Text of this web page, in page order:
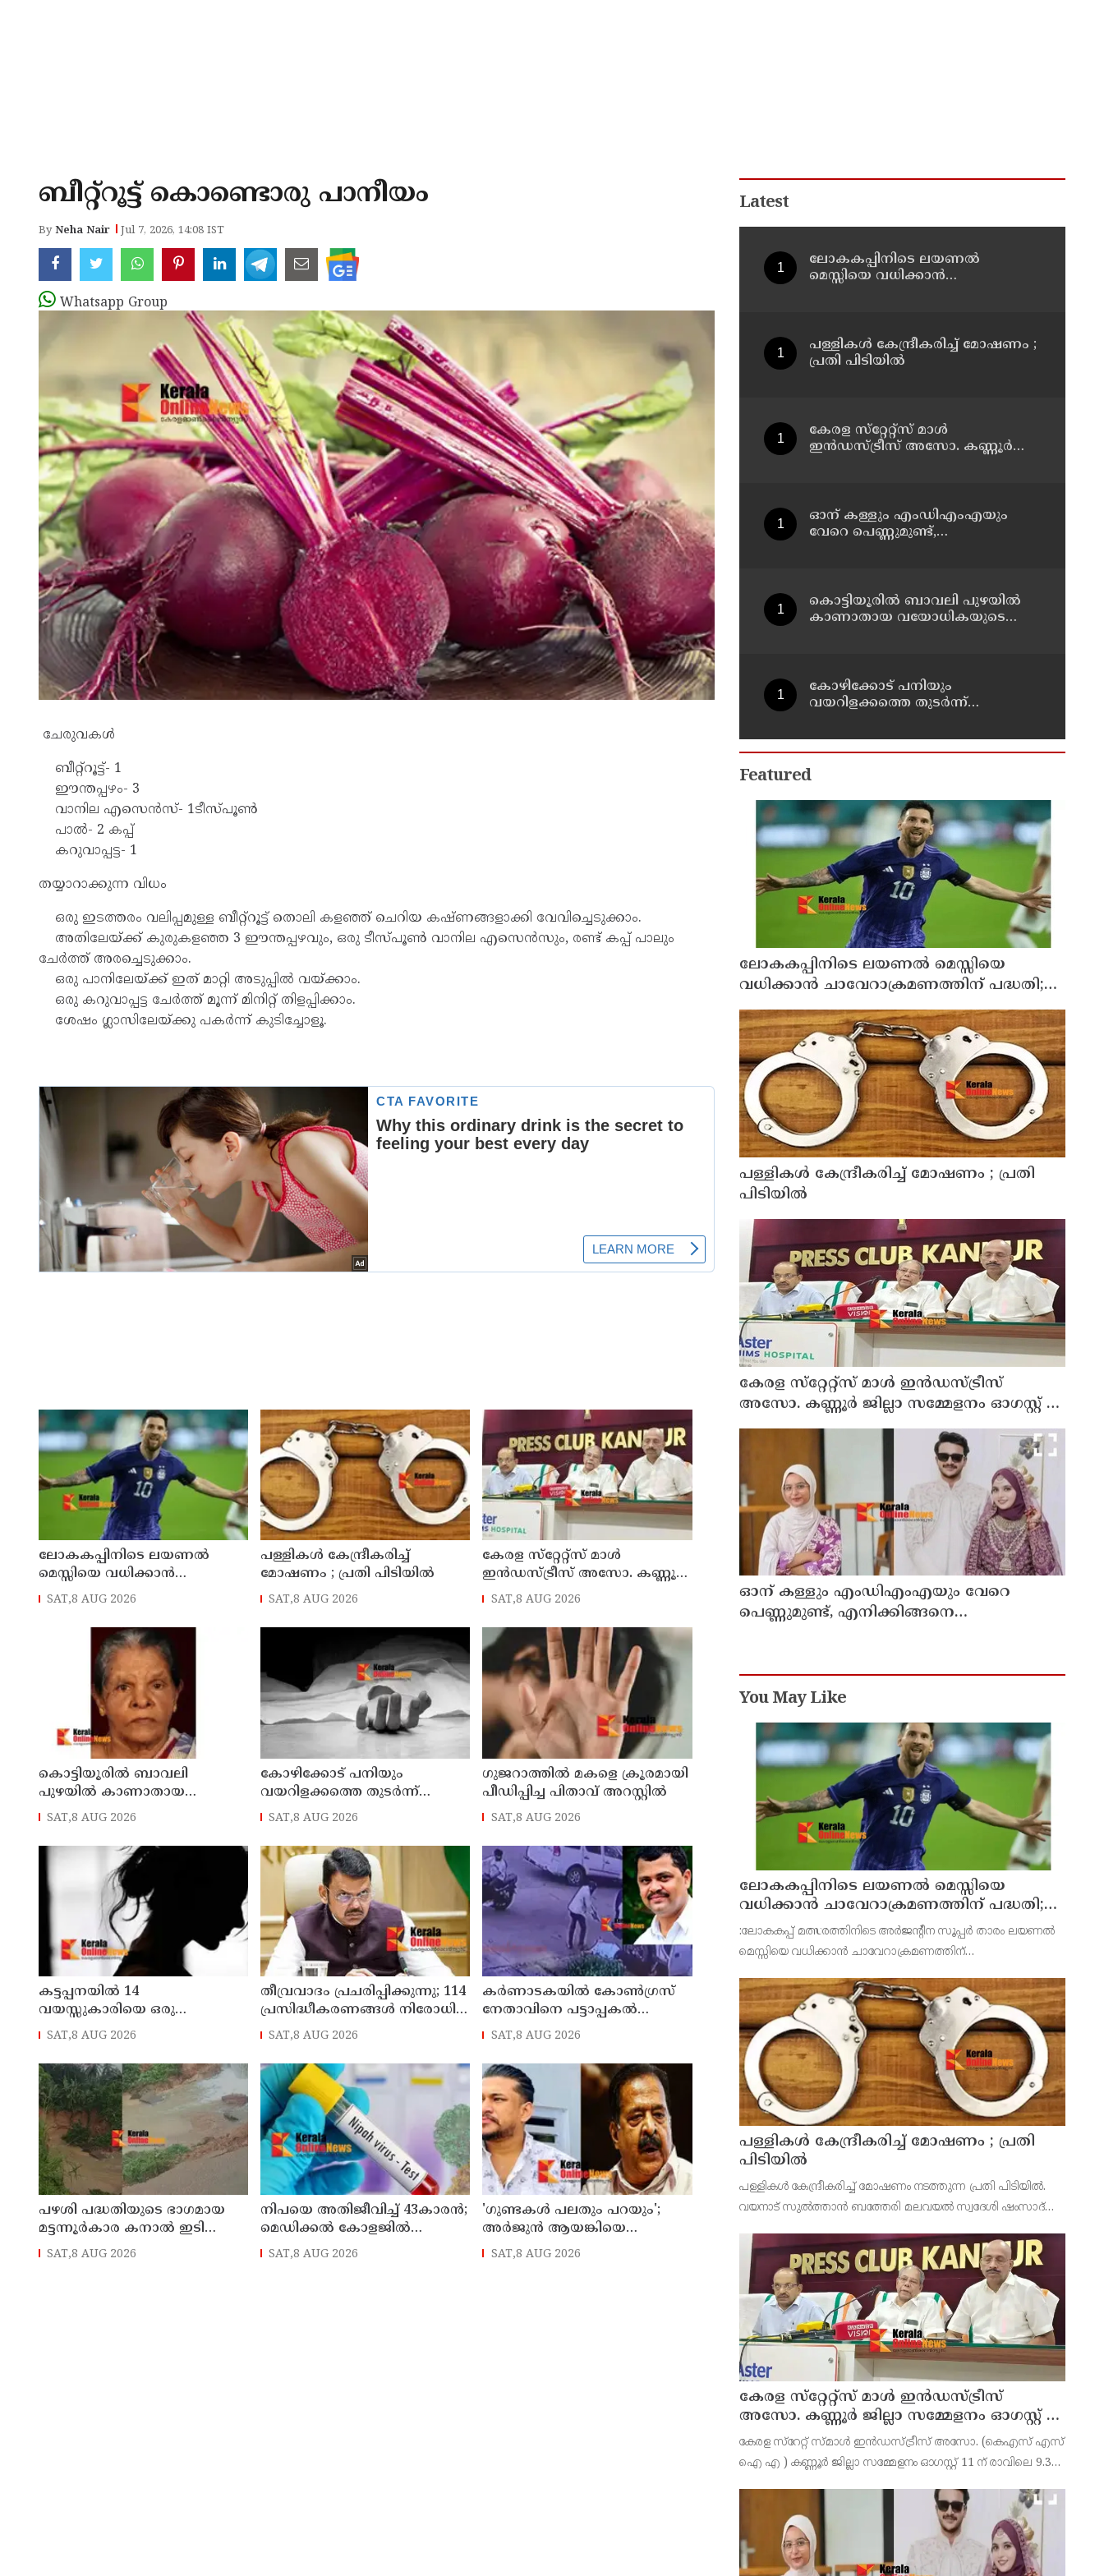
ബീറ്റ്റൂട്ട് കൊണ്ടൊരു പാനീയം
ByNeha Nair Jul 7, 2026, 14:08 IST
Whatsapp Group
ചേരുവകൾ
ബീറ്റ്റൂട്ട്- 1
ഈന്തപ്പഴം- 3
വാനില എസെൻസ്- 1ടീസ്പൂൺ
പാൽ- 2 കപ്പ്
കറുവാപ്പട്ട- 1
തയ്യാറാക്കുന്ന വിധം
ഒരു ഇടത്തരം വലിപ്പമുള്ള ബീറ്റ്റൂട്ട് തൊലി കളഞ്ഞ് ചെറിയ കഷ്ണങ്ങളാക്കി വേവിച്ചെടുക്കാം.
അതിലേയ്ക്ക് കുരുകളഞ്ഞ 3 ഈന്തപ്പഴവും, ഒരു ടീസ്പൂൺ വാനില എസെൻസും, രണ്ട് കപ്പ് പാലും
ചേർത്ത് അരച്ചെടുക്കാം.
ഒരു പാനിലേയ്ക്ക് ഇത് മാറ്റി അടുപ്പിൽ വയ്ക്കാം.
ഒരു കറുവാപ്പട്ട ചേർത്ത് മൂന്ന് മിനിറ്റ് തിളപ്പിക്കാം.
ശേഷം ഗ്ലാസിലേയ്ക്കു പകർന്ന് കുടിച്ചോളൂ.
ലോകകപ്പിനിടെ ലയണല്‍
മെസ്സിയെ വധിക്കാൻ
ചാവേറാക്രമണത്തിന് പദ്ധതി;
SAT,8 AUG 2026
പള്ളികള്‍ കേന്ദ്രീകരിച്ച്
മോഷണം ; പ്രതി പിടിയില്‍
SAT,8 AUG 2026
കേരള സ്‌റ്റേറ്റ്സ് മാൾ
ഇൻഡസ്ട്രീസ് അസോ. കണ്ണൂർ
ജില്ലാ സമ്മേളനം ഓഗസ്റ്റ് 11 ന്
SAT,8 AUG 2026
കൊട്ടിയൂരിൽ ബാവലി
പുഴയിൽ കാണാതായ
വയോധികയുടെ മൃതദേഹം
കണ്ടെത്തി
SAT,8 AUG 2026
കോഴിക്കോട് പനിയും
വയറിളക്കത്തെ തുടര്‍ന്ന്
ചികിത്സയിലായിരുന്ന യുവതി
മരിച്ചു
SAT,8 AUG 2026
ഗുജറാത്തില്‍ മകളെ ക്രൂരമായി
പീഡിപ്പിച്ച പിതാവ് അറസ്റ്റില്‍
SAT,8 AUG 2026
കട്ടപ്പനയില്‍ 14
വയസ്സുകാരിയെ ഒരു
വര്‍ഷത്തോളം ലൈംഗിക
രണ്ടാനച്ഛൻ പിടിയില്‍
SAT,8 AUG 2026
തീവ്രവാദം പ്രചരിപ്പിക്കുന്നു; 114
പ്രസിദ്ധീകരണങ്ങൾ നിരോധിച്ച്
മഹാരാഷ്ട്ര
SAT,8 AUG 2026
കർണാടകയിൽ കോൺഗ്രസ്
നേതാവിനെ പട്ടാപ്പകൽ
വെടിവെച്ചു കൊലപ്പെടുത്തി
SAT,8 AUG 2026
പഴശി പദ്ധതിയുടെ ഭാഗമായ
മട്ടന്നൂർകാര കനാൽ ഇടിഞ്ഞു:
തീരത്തെ അഞ്ച് കുടുംബങ്ങളെ
SAT,8 AUG 2026
നിപയെ അതിജീവിച്ച് 43കാരന്‍;
മെഡിക്കല്‍ കോളജില്‍
ചികിത്സയിലായിരുന്ന ഫറോക്ക്
സ്വദേശി വീട്ടിലേക്ക് മടങ്ങി
SAT,8 AUG 2026
'ഗുണ്ടകൾ പലതും പറയും';
അർജുൻ ആയങ്കിയെ
വെടിവെയ്ക്കാൻ നിർദേശം
നൽകിയിട്ടില്ലെന്ന് രമേശ്
SAT,8 AUG 2026
Latest
ലോകകപ്പിനിടെ ലയണല്‍
മെസ്സിയെ വധിക്കാൻ
പള്ളികള്‍ കേന്ദ്രീകരിച്ച് മോഷണം ;
പ്രതി പിടിയില്‍
കേരള സ്‌റ്റേറ്റ്സ് മാൾ
ഇൻഡസ്ട്രീസ് അസോ. കണ്ണൂർ
ഓന് കള്ളും എംഡിഎംഎയും
വേറെ പെണ്ണുമുണ്ട്,
വാട്സ്ആപ്പ്ചാറ്റ് പുറത്ത് വന്നു
കൊട്ടിയൂരിൽ ബാവലി പുഴയിൽ
കാണാതായ വയോധികയുടെ
കോഴിക്കോട് പനിയും
വയറിളക്കത്തെ തുടര്‍ന്ന്
മരിച്ചു
Featured
ലോകകപ്പിനിടെ ലയണല്‍ മെസ്സിയെ
വധിക്കാൻ ചാവേറാക്രമണത്തിന് പദ്ധതി;
വൻ സുരക്ഷാ ഭീഷണി പുറത്ത്
പള്ളികള്‍ കേന്ദ്രീകരിച്ച് മോഷണം ; പ്രതി
പിടിയില്‍
കേരള സ്‌റ്റേറ്റ്സ് മാൾ ഇൻഡസ്ട്രീസ്
അസോ. കണ്ണൂർ ജില്ലാ സമ്മേളനം ഓഗസ്റ്റ് 11
ന് കണ്ണൂരിൽ
ഓന് കള്ളും എംഡിഎംഎയും വേറെ
പെണ്ണുമുണ്ട്, എനിക്കിങ്ങനെ
റിസയുടെ സുഹൃത്തിനയച്ച വാട്സ്ആപ്പ്ചാറ്റ്
പുറത്ത് വന്നു
You May Like
ലോകകപ്പിനിടെ ലയണല്‍ മെസ്സിയെ
വധിക്കാൻ ചാവേറാക്രമണത്തിന് പദ്ധതി;
വൻ സുരക്ഷാ ഭീഷണി പുറത്ത്
:ലോകകപ്പ് മത്സരത്തിനിടെ അർജന്റീന സൂപ്പർ താരം ലയണല്‍
മെസ്സിയെ വധിക്കാൻ ചാവേറാക്രമണത്തിന്
ഭീകരാക്രമണ ഭീഷണികളും വ്യക്തിപരമായ വധഭീഷഷണികളും
ഏറ്റവും കൂടു
പള്ളികള്‍ കേന്ദ്രീകരിച്ച് മോഷണം ; പ്രതി
പിടിയില്‍
പള്ളികള്‍ കേന്ദ്രീകരിച്ച് മോഷണം നടത്തുന്ന പ്രതി പിടിയില്‍.
വയനാട് സുല്‍ത്താന്‍ ബത്തേരി മലവയല്‍ സ്വദേശി ഷംസാദ്
പ്രതിയാണെന്നാണ് പൊലീസ് പറയുന്നത്. കോഴിക്
കേരള സ്‌റ്റേറ്റ്സ് മാൾ ഇൻഡസ്ട്രീസ്
അസോ. കണ്ണൂർ ജില്ലാ സമ്മേളനം ഓഗസ്റ്റ് 11
ന് കണ്ണൂരിൽ
കേരള സ്‌റേറ്റ് സ്മാൾ ഇൻഡസ്ട്രീസ് അസോ. (കെഎസ് എസ്
ഐ എ ) കണ്ണൂർ ജില്ലാ സമ്മേളനം ഓഗസ്റ്റ് 11 ന് രാവിലെ 9.30